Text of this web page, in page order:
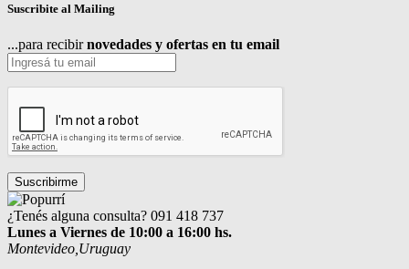
Suscribite al Mailing
...para recibirnovedades y ofertas en tu email
¿Tenés alguna consulta? 091 418 737
Lunes a Viernes de 10:00 a 16:00 hs.
Montevideo,Uruguay